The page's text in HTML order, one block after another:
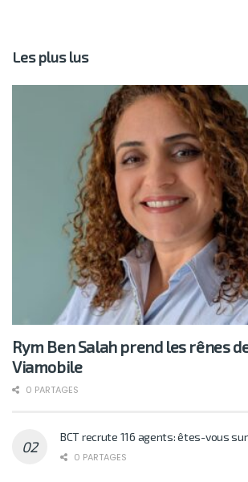
Les plus lus
Rym Ben Salah prend les rênes
Viamobile
0 PARTAGES
BCT recrute 116 agents: êtes-vous
0 PARTAGES